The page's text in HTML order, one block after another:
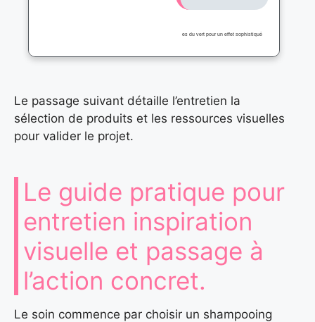
es du vert pour un effet sophistiqué
Le passage suivant détaille l’entretien la
sélection de produits et les ressources visuelles
pour valider le projet.
Le guide pratique pour
entretien inspiration
visuelle et passage à
l’action concret.
Le soin commence par choisir un shampooing